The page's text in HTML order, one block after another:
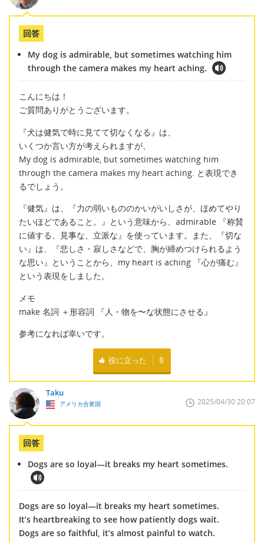
回答
My dog is admirable, but sometimes watching him
through the camera makes my heart aching.
こんにちは！
ご質問ありがとうございます。
『犬は健気で時に見てて切なくなる』は、
いくつか言い方が考えられますが、
My dog is admirable, but sometimes watching him
through the camera makes my heart aching. と表現でき
るでしょう。
『健気』は、『力の弱いもののかいがいしさが、ほめてやり
たいほどであること。』という意味から、admirable 『称賛
に値する、見事な、立派な』を使っています。また、『切な
い』は、『悲しさ・寂しさなどで、胸が締めつけられるよう
な思い』ということから、my heart is aching 『心が痛む』
という表現をしました。
メモ
make 名詞 ＋形容詞 『人・物を〜な状態にさせる』
参考になれば幸いです。
役に立った 8
Taku
アメリカ合衆国 2025/04/30 20:07
回答
Dogs are so loyal—it breaks my heart sometimes.
Dogs are so loyal—it breaks my heart sometimes.
It’s heartbreaking to see how patiently dogs wait.
Dogs are so faithful, it’s almost painful to watch.